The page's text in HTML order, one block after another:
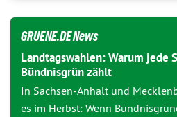
GRUENE.DE News
Landtagswahlen: Warum jede
Bündnisgrün zählt
In Sachsen-Anhalt und
es im Herbst: Wenn